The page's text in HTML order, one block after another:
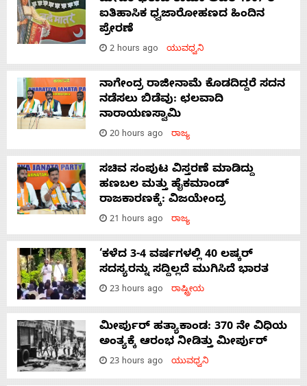
ಐತಿಹಾಸಿಕ ಧ್ವಜಾರೋಹಣದ ಹಿಂದಿನ
ಪ್ರೇರಣೆ
2 hours ago ಯುವಧ್ವನಿ
ನಾಗೇಂದ್ರ ರಾಜೀನಾಮೆ ಕೊಡದಿದ್ದರೆ ಸದನ
ನಡೆಸಲು ಬಿಡೆವು: ಛಲವಾದಿ
ನಾರಾಯಣಸ್ವಾಮಿ
20 hours ago ರಾಜ್ಯ
ಸಚಿವ ಸಂಪುಟ ವಿಸ್ತರಣೆ ಮಾಡಿದ್ದು
ಹಣಬಲ ಮತ್ತು ಹೈಕಮಾಂಡ್
ರಾಜಕಾರಣಕ್ಕೆ: ವಿಜಯೇಂದ್ರ
21 hours ago ರಾಜ್ಯ
‘ಕಳೆದ 3-4 ವರ್ಷಗಳಲ್ಲಿ 40 ಲಷ್ಕರ್
ಸದಸ್ಯರನ್ನು ಸದ್ದಿಲ್ಲದೆ ಮುಗಿಸಿದೆ ಭಾರತ
23 hours ago ರಾಷ್ಟ್ರೀಯ
ಮೀರ್ಪುರ್ ಹತ್ಯಾಕಾಂಡ: 370 ನೇ ವಿಧಿಯ
ಅಂತ್ಯಕ್ಕೆ ಆರಂಭ ನೀಡಿತ್ತು ಮೀರ್ಪುರ್
23 hours ago ಯುವಧ್ವನಿ